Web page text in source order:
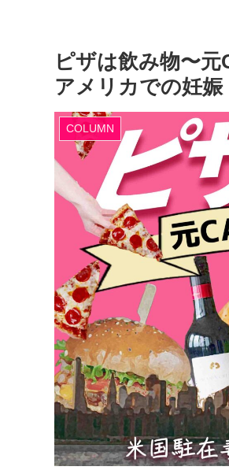
ピザは飲み物〜
アメリカでの妊娠
COLUMN